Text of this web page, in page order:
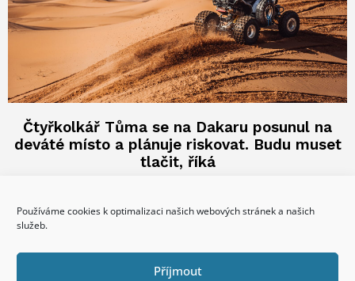
Používáme cookies k optimalizaci našich webových stránek a našich
služeb.
Příjmout
Čtyřkolkář Tůma se na Dakaru posunul na
deváté místo a plánuje riskovat. Budu muset
tlačit, říká
a průběžně si polepšil na deváté místo. Jezdec týmu BARTH